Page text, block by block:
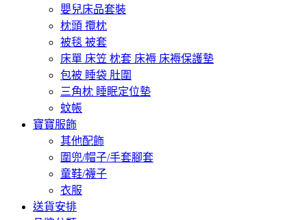
嬰兒床品套裝
枕頭 攬枕
被毯 被套
床單 床笠 枕套 床褥 床褥保護墊
包被 睡袋 肚圍
三角枕 睡眠定位墊
蚊帳
寶寶服飾
其他配飾
圍兜/帽子/手套腳套
童鞋/襪子
衣服
送貨安排